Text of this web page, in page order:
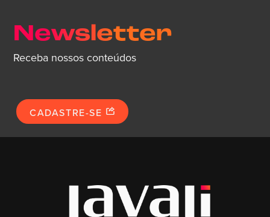
Newsletter
Receba nossos conteúdos
CADASTRE-SE